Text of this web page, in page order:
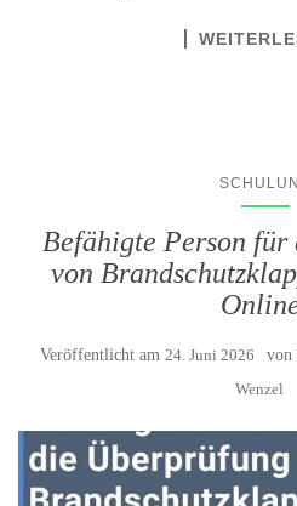
Befähigte Person
von
Veröffentlicht am 24. Juni 2026 von
Wenzel